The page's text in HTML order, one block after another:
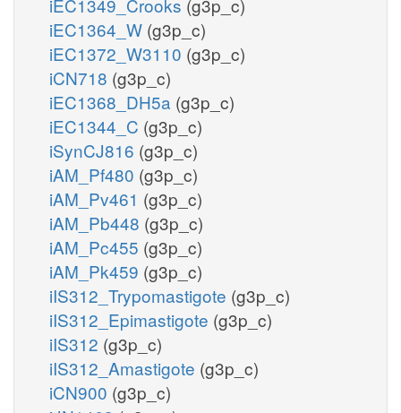
iEC1364_W (g3p_c)
iEC1372_W3110 (g3p_c)
iCN718 (g3p_c)
iEC1368_DH5a (g3p_c)
iEC1344_C (g3p_c)
iSynCJ816 (g3p_c)
iAM_Pf480 (g3p_c)
iAM_Pv461 (g3p_c)
iAM_Pb448 (g3p_c)
iAM_Pc455 (g3p_c)
iAM_Pk459 (g3p_c)
iIS312_Trypomastigote (g3p_c)
iIS312_Epimastigote (g3p_c)
iIS312 (g3p_c)
iIS312_Amastigote (g3p_c)
iCN900 (g3p_c)